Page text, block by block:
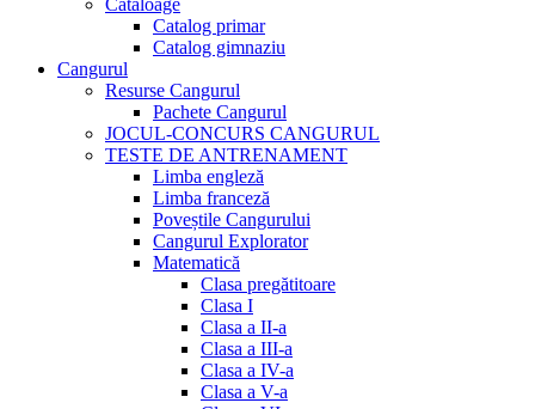
Cataloage
Catalog primar
Catalog gimnaziu
Cangurul
Resurse Cangurul
Pachete Cangurul
JOCUL-CONCURS CANGURUL
TESTE DE ANTRENAMENT
Limba engleză
Limba franceză
Poveștile Cangurului
Cangurul Explorator
Matematică
Clasa pregătitoare
Clasa I
Clasa a II-a
Clasa a III-a
Clasa a IV-a
Clasa a V-a